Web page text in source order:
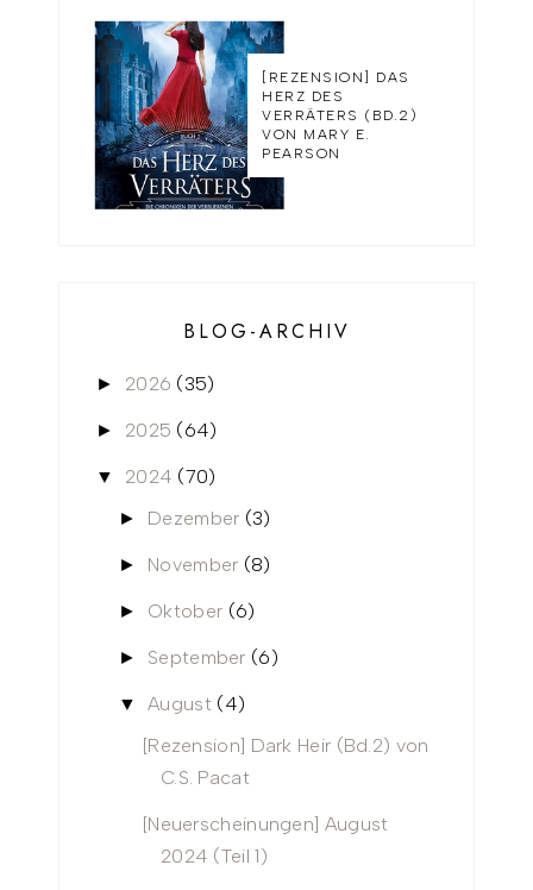
[REZENSION] DAS
HERZ DES
VERRÄTERS (BD.2)
VON MARY E.
PEARSON
BLOG-ARCHIV
► 2026 (35)
► 2025 (64)
▼ 2024 (70)
► Dezember (3)
► November (8)
► Oktober (6)
► September (6)
▼ August (4)
[Rezension] Dark Heir (Bd.2) von
C.S. Pacat
[Neuerscheinungen] August
2024 (Teil 1)